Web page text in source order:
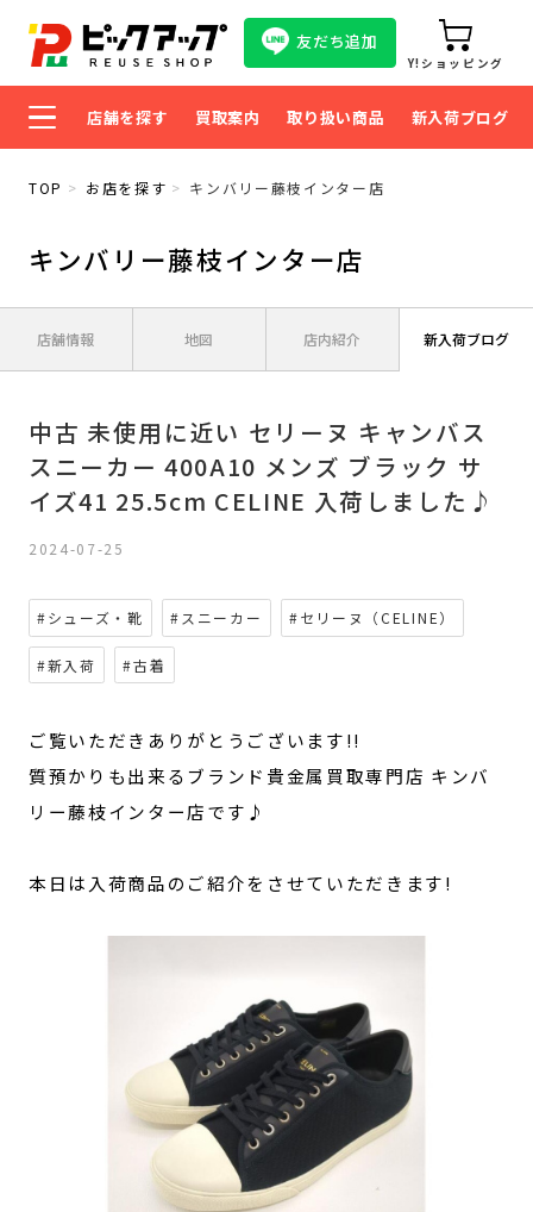
友だち追加
Y!ショッピング
店舗を探す 買取案内 取り扱い商品 新入荷ブログ
TOP お店を探す キンバリー藤枝インター店
キンバリー藤枝インター店
店舗情報 地図 店内紹介 新入荷ブログ
中古 未使用に近い セリーヌ キャンバス
スニーカー 400A10 メンズ ブラック サ
イズ41 25.5cm CELINE 入荷しました♪
2024-07-25
#シューズ・靴 #スニーカー #セリーヌ（CELINE）
#新入荷 #古着
ご覧いただきありがとうございます!!
質預かりも出来るブランド貴金属買取専門店 キンバ
リー藤枝インター店です♪
本日は入荷商品のご紹介をさせていただきます!